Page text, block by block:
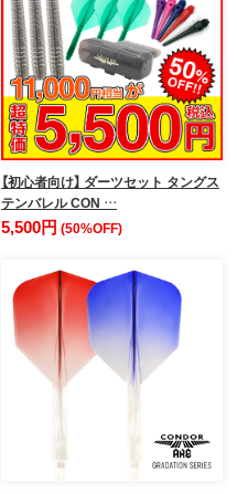
【初心者向け】 ダーツセット タングス
テンバレル CON …
5,500円 (50%OFF)